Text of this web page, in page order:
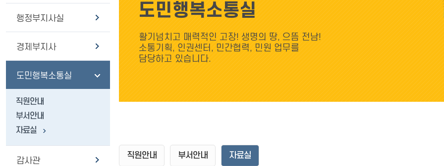
행정부지사실
경제부지사
도민행복소통실
직원안내
부서안내
자료실
감사관
도민행복소통실
활기넘치고 매력적인 고장! 생명의 땅, 으뜸 전남!
소통기획, 인권센터, 민간협력, 민원 업무를
담당하고 있습니다.
직원안내 부서안내 자료실